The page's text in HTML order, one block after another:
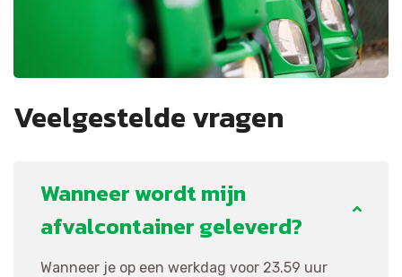
Veelgestelde vragen
Wanneer wordt mijn
afvalcontainer geleverd?
Wanneer je op een werkdag voor 23.59 uur